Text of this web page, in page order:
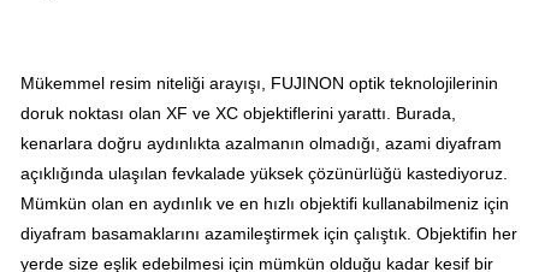
Mükemmel resim niteliği arayışı, FUJINON optik teknolojilerinin
doruk noktası olan XF ve XC objektiflerini yarattı. Burada,
kenarlara doğru aydınlıkta azalmanın olmadığı, azami diyafram
açıklığında ulaşılan fevkalade yüksek çözünürlüğü kastediyoruz.
Mümkün olan en aydınlık ve en hızlı objektifi kullanabilmeniz için
diyafram basamaklarını azamileştirmek için çalıştık. Objektifin her
yerde size eşlik edebilmesi için mümkün olduğu kadar kesif bir